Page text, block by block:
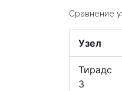
Сравнение
Узел
Тирадс
3